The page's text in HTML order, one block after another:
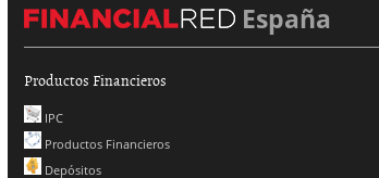
España
Productos Financieros
IPC
Productos Financieros
Depósitos